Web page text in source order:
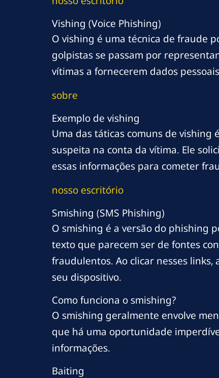
Vishing (Voice Phishing)
O vishing é uma técnica de fraude
golpistas se passam por
vítimas a fornecerem dados
sobre
Exemplo de vishing
Uma das táticas comuns de
suspeita na conta da vítima. Ele
essas informações para cometer
nosso escritório
Smishing (SMS Phishing)
O smishing é a versão do phishing
texto que parecem ser de fontes
fraudulentos. Ao clicar nesses
seu dispositivo.
Como funciona o smishing?
O smishing geralmente envolve
que há uma oportunidade
informações.
Baiting